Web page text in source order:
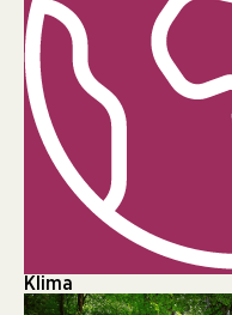
Klima